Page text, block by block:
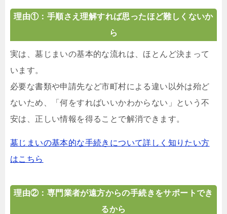
理由①：手順さえ理解すれば思ったほど難しくないか
ら
実は、墓じまいの基本的な流れは、ほとんど決まって
います。
必要な書類や申請先など市町村による違い以外は殆ど
ないため、「何をすればいいかわからない」という不
安は、正しい情報を得ることで解消できます。
墓じまいの基本的な手続きについて詳しく知りたい方
はこちら
理由②：専門業者が遠方からの手続きをサポートでき
るから